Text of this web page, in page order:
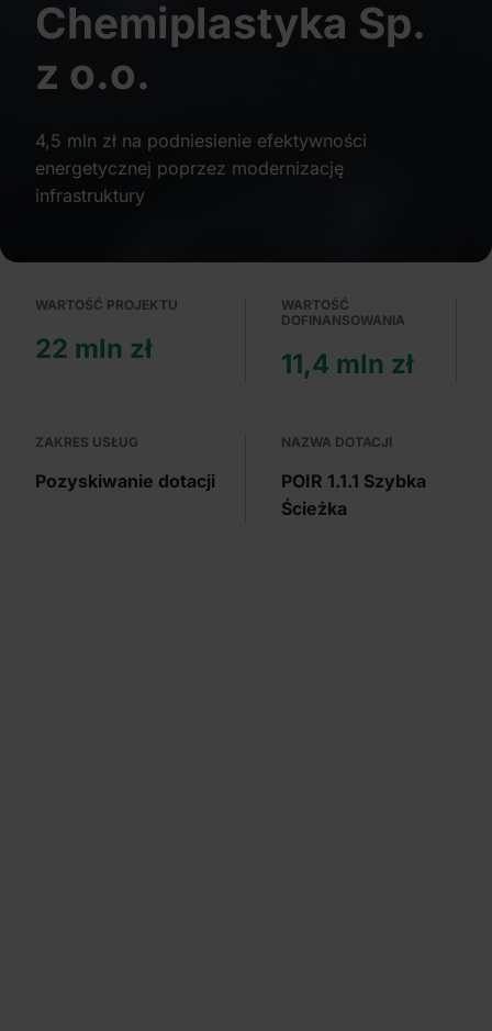
Partnerzy mogą połączyć te informacje z innymi danymi
otrzymanymi od Ciebie lub uzyskanymi podczas
Chemiplastyka Sp.
z o.o.
4,5 mln zł na podniesienie efektywności
energetycznej poprzez modernizację
infrastruktury
WARTOŚĆ PROJEKTU
22 mln zł
WARTOŚĆ
DOFINANSOWANIA
11,4 mln zł
ZAKRES USŁUG
Pozyskiwanie dotacji
NAZWA DOTACJI
POIR 1.1.1 Szybka
Ścieżka